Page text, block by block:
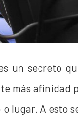
un secreto
más afinidad
lugar. A esto